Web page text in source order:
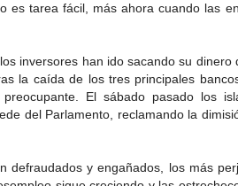
es tarea fácil, más ahora cuando las
inversores han ido sacando su
la caída de los tres principales
El sábado pasado los
del Parlamento, reclamando la
defraudados y engañados, los más